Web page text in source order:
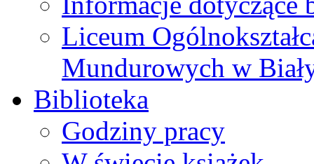
Liceum
Mundurowych w
Biblioteka
Godziny pracy